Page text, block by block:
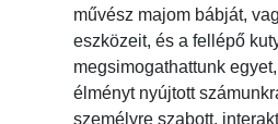
művész majom bábját,
eszközeit, és a fellépő
megsimogathattunk
élményt nyújtott
személyre szabott,